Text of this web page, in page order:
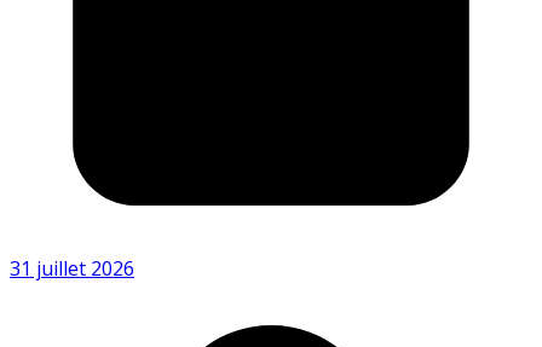
31 juillet 2026